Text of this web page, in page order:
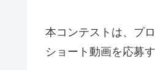
本コンテストは、プ
ショート動画を応募